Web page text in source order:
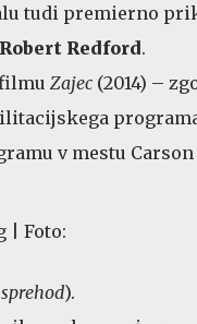
tudi premierno
Robert Redford.
Zajec (2014) –
v mestu Carson
).